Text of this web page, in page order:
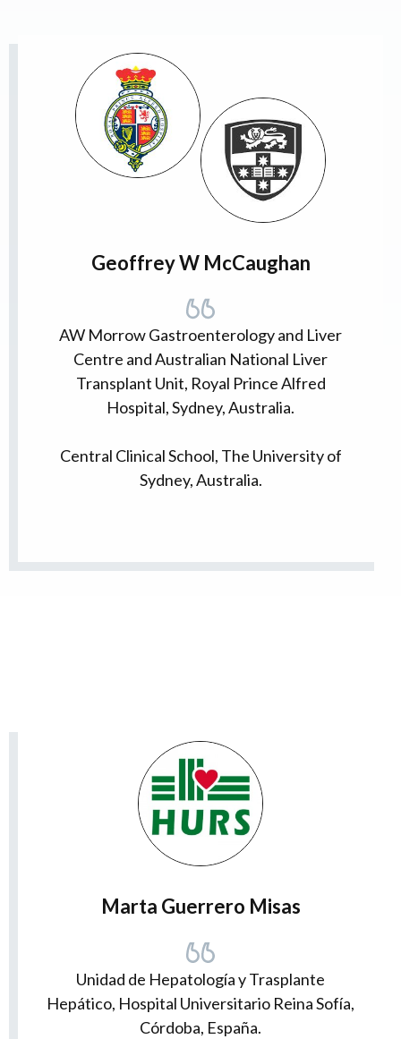
Geoffrey W McCaughan
AW Morrow Gastroenterology and Liver
Centre and Australian National Liver
Transplant Unit, Royal Prince Alfred
Hospital, Sydney, Australia.
Central Clinical School, The University of
Sydney, Australia.
Marta Guerrero Misas
Unidad de Hepatología y Trasplante
Hepático, Hospital Universitario Reina Sofía,
Córdoba, España.